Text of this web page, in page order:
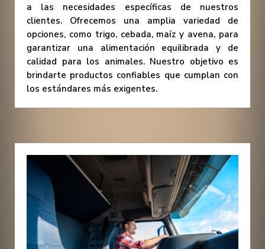
a las necesidades específicas de nuestros
clientes. Ofrecemos una amplia variedad de
opciones, como trigo, cebada, maíz y avena, para
garantizar una alimentación equilibrada y de
calidad para los animales. Nuestro objetivo es
brindarte productos confiables que cumplan con
los estándares más exigentes.